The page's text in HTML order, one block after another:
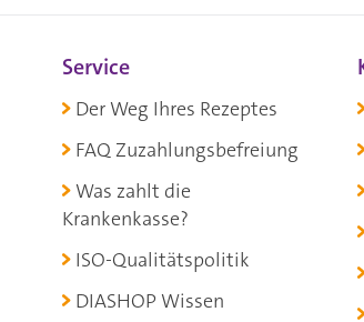
Service
Der Weg Ihres Rezeptes
FAQ Zuzahlungsbefreiung
Was zahlt die
Krankenkasse?
ISO-Qualitätspolitik
DIASHOP Wissen